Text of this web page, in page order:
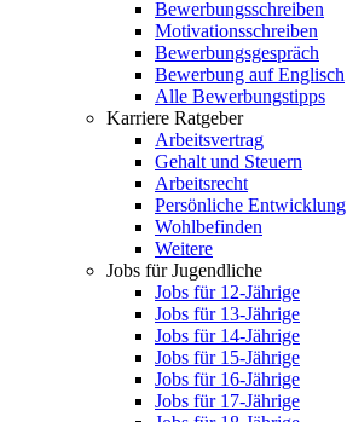
Bewerbungsschreiben
Motivationsschreiben
Bewerbungsgespräch
Bewerbung auf Englisch
Alle Bewerbungstipps
Karriere Ratgeber
Arbeitsvertrag
Gehalt und Steuern
Arbeitsrecht
Persönliche Entwicklung
Wohlbefinden
Weitere
Jobs für Jugendliche
Jobs für 12-Jährige
Jobs für 13-Jährige
Jobs für 14-Jährige
Jobs für 15-Jährige
Jobs für 16-Jährige
Jobs für 17-Jährige